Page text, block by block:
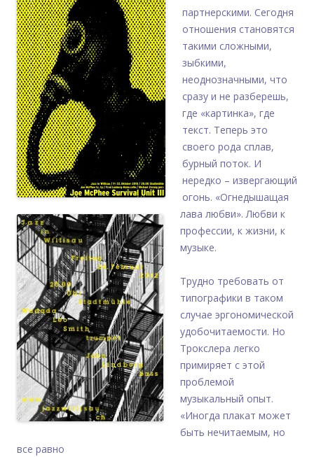
партнерскими. Сегодня
отношения становятся
такими сложными,
зыбкими,
неоднозначными, что
сразу и не разберешь,
где «картинка», где
текст. Теперь это
своего рода сплав,
бурный поток. И
нередко – извергающий
огонь. «Огнедышащая
лава любви». Любви к
профессии, к жизни, к
музыке.
Трудно требовать от
типографики в таком
случае эргономической
удобочитаемости. Но
Трокслера легко
примиряет с этой
проблемой
музыкальный опыт.
«Иногда плакат может
быть нечитаемым, но
все равно